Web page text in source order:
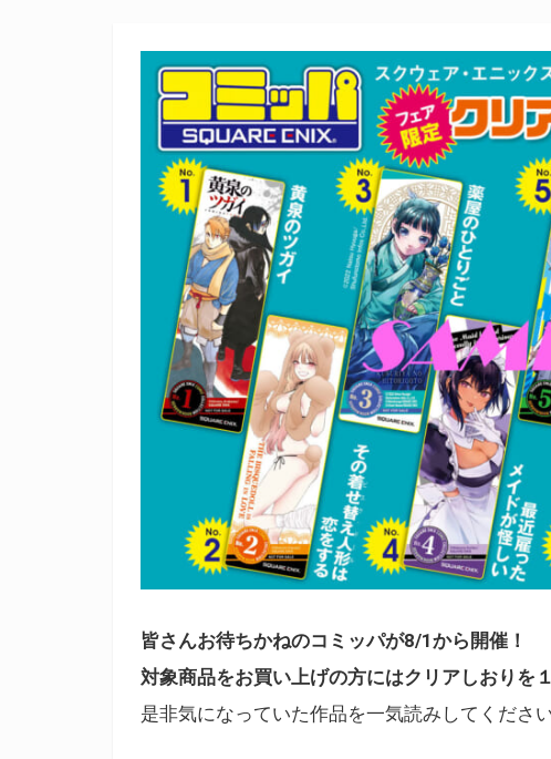
皆さんお待ちかねのコミッパが8/1から開催！
対象商品をお買い上げの方にはクリアしおりを
是非気になっていた作品を一気読みしてくださ